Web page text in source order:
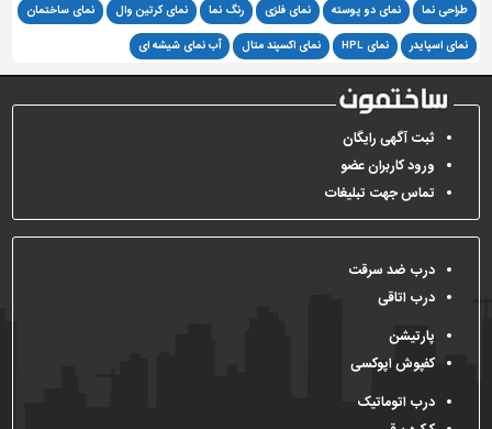
طراحی نما نمای دو پوسته نمای فلزی رنگ نما نمای کرتین وال نمای ساختمان
نمای اسپایدر نمای HPL نمای اکسپند متال آب نمای شیشه ای
ثبت آگهی رایگان
ورود کاربران عضو
تماس جهت تبلیغات
درب ضد سرقت
درب اتاقی
پارتیشن
کفپوش اپوکسی
درب اتوماتیک